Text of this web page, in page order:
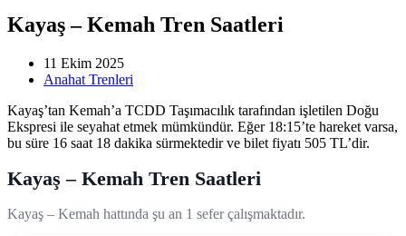
Kayaş – Kemah Tren Saatleri
11 Ekim 2025
Anahat Trenleri
Kayaş’tan Kemah’a TCDD Taşımacılık tarafından işletilen Doğu
Ekspresi ile seyahat etmek mümkündür. Eğer 18:15’te hareket varsa,
bu süre 16 saat 18 dakika sürmektedir ve bilet fiyatı 505 TL’dir.
Kayaş – Kemah Tren Saatleri
Kayaş – Kemah hattında şu an 1 sefer çalışmaktadır.